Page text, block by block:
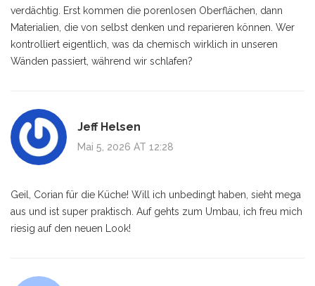
verdächtig. Erst kommen die porenlosen Oberflächen, dann
Materialien, die von selbst denken und reparieren können. Wer
kontrolliert eigentlich, was da chemisch wirklich in unseren
Wänden passiert, während wir schlafen?
Jeff Helsen
Mai 5, 2026 AT 12:28
Geil, Corian für die Küche! Will ich unbedingt haben, sieht mega
aus und ist super praktisch. Auf gehts zum Umbau, ich freu mich
riesig auf den neuen Look!